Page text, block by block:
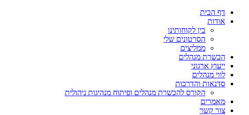
דף הבית
אודות
בין לקוחותינו
הסרטונים שלי
ממליצים
הכשרת מנהלים
ייעוץ ארגוני
לווי מנהלים
סדנאות והדרכות
הקורס להכשרת מנהלים ופיתוח מנהיגות ניהולית
מאמרים
צור קשר